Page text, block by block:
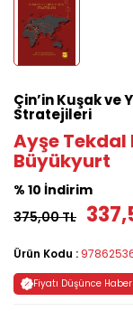
Çin’in Kuşak ve
Stratejileri
Ayşe Tekdal
Büyükyurt
% 10 İndirim
375,00 TL
Ürün Kodu :
Fiyatı Düşünce